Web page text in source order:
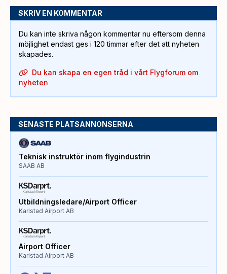
SKRIV EN KOMMENTAR
Du kan inte skriva någon kommentar nu eftersom denna
möjlighet endast ges i 120 timmar efter det att nyheten
skapades.
Du kan skapa en egen tråd i vårt Flygforum om
nyheten
SENASTE PLATSANNONSERNA
Teknisk instruktör inom flygindustrin
SAAB AB
Utbildningsledare/Airport Officer
Karlstad Airport AB
Airport Officer
Karlstad Airport AB